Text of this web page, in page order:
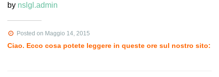
by nslgl.admin
Posted on Maggio 14, 2015
Ciao. Ecco cosa potete leggere in queste ore sul nostro sito: